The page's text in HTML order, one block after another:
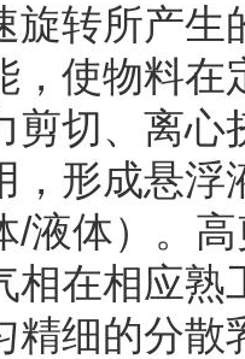
旋转所产
，使物料
剪切、离
，形成悬浮
/液体）。
相在相应熟
精细的分散